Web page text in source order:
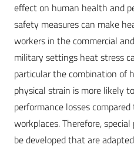
effect on human health and
safety measures can make
workers in the commercial
military settings heat stress
particular the combination of
physical strain is more likely
performance losses
workplaces. Therefore,
be developed that are